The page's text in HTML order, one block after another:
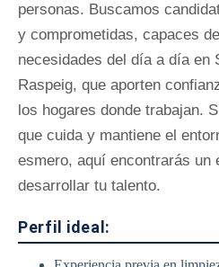
personas. Buscamos
y comprometidas, capaces
necesidades del día a día en
Raspeig, que aporten
los hogares donde trabajan.
que cuida y mantiene el
esmero, aquí encontrarás un
desarrollar tu talento.
Perfil ideal: